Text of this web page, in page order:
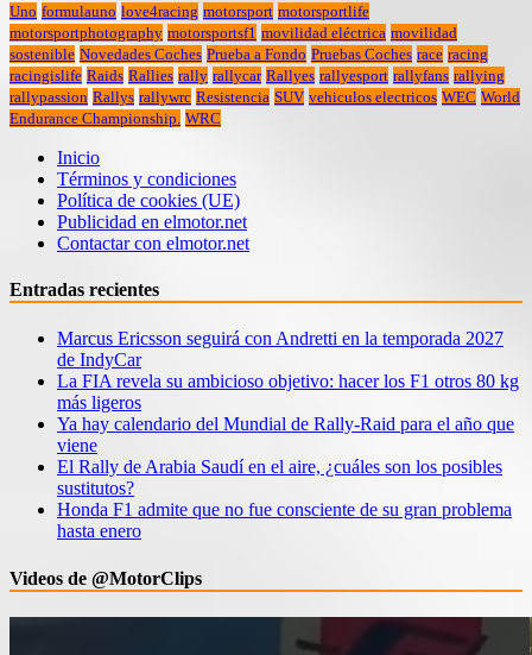
Uno formulauno love4racing motorsport motorsportlife
motorsportphotography motorsportsf1 movilidad eléctrica movilidad
sostenible Novedades Coches Prueba a Fondo Pruebas Coches race racing
racingislife Raids Rallies rally rallycar Rallyes rallyesport rallyfans rallying
rallypassion Rallys rallywrc Resistencia SUV vehiculos electricos WEC World
Endurance Championship. WRC
Inicio
Términos y condiciones
Política de cookies (UE)
Publicidad en elmotor.net
Contactar con elmotor.net
Entradas recientes
Marcus Ericsson seguirá con Andretti en la temporada 2027
de IndyCar
La FIA revela su ambicioso objetivo: hacer los F1 otros 80 kg
más ligeros
Ya hay calendario del Mundial de Rally-Raid para el año que
viene
El Rally de Arabia Saudí en el aire, ¿cuáles son los posibles
sustitutos?
Honda F1 admite que no fue consciente de su gran problema
hasta enero
Videos de @MotorClips